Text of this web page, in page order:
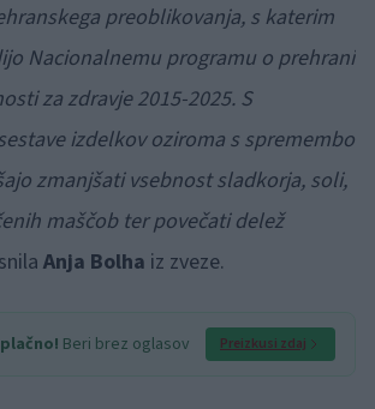
preoblikovanja, s katerim
Nacionalnemu programu o prehrani
za zdravje 2015-2025. S
izdelkov oziroma s spremembo
zmanjšati vsebnost sladkorja, soli,
maščob ter povečati delež
Anja Bolha iz zveze.
Beri brez oglasov Preizkusi zdaj